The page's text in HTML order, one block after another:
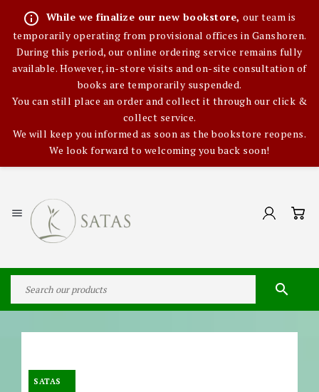
info_outline While we finalize our new bookstore,our team is
temporarily operating from provisional offices in Ganshoren.
During this period, our online ordering service remains fully
available. However, in-store visits and on-site consultation of
books are temporarily suspended.
You can still place an order and collect it through our click &
collect service.
We will keep you informed as soon as the bookstore reopens.
We look forward to welcoming you back soon!


-25%
SATAS